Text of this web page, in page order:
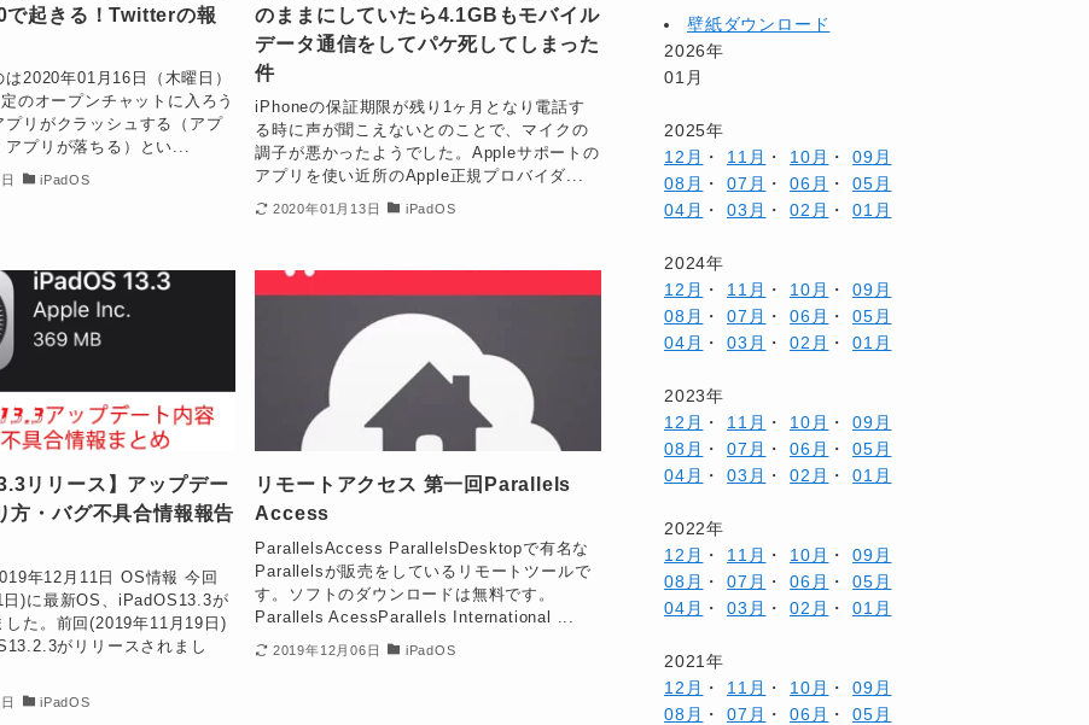
で起きる！Twitterの報
2020年01月16日（木曜日）
のオープンチャットに入ろう
プリがクラッシュする（アプ
アプリが落ちる）とい...
iPadOS
のままにしていたら4.1GBもモバイル
データ通信をしてパケ死してしまった
件
iPhoneの保証期限が残り1ヶ月となり電話す
る時に声が聞こえないとのことで、マイクの
調子が悪かったようでした。Appleサポートの
アプリを使い近所のApple正規プロバイダ...
2020年01月13日 iPadOS
リリース】アップデー
方・バグ不具合情報報告
年12月11日 OS情報 今回
)に最新OS、iPadOS13.3が
した。前回(2019年11月19日)
がリリースされまし
iPadOS
リモートアクセス 第一回Parallels
Access
ParallelsAccess ParallelsDesktopで有名な
Parallelsが販売をしているリモートツールで
す。ソフトのダウンロードは無料です。
Parallels AcessParallels International ...
2019年12月06日 iPadOS
壁紙ダウンロード
2026年
01月
2025年
12月 ・ 11月 ・ 10月 ・09月
08月 ・07月 ・06月 ・05月
04月 ・03月 ・02月 ・01月
2024年
12月 ・ 11月 ・ 10月 ・09月
08月 ・07月 ・06月 ・05月
04月 ・03月 ・02月 ・01月
2023年
12月 ・ 11月 ・ 10月 ・09月
08月 ・07月 ・06月 ・05月
04月 ・03月 ・02月 ・01月
2022年
12月 ・ 11月 ・ 10月 ・09月
08月 ・07月 ・06月 ・05月
04月 ・03月 ・02月 ・01月
2021年
12月 ・ 11月 ・ 10月 ・09月
08月 ・07月 ・06月 ・05月